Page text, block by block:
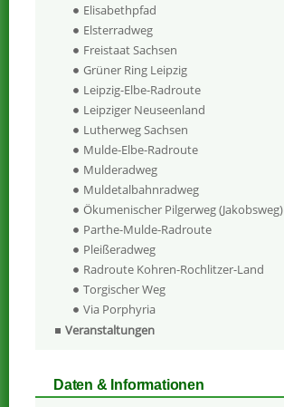
Elisabethpfad
Elsterradweg
Freistaat Sachsen
Grüner Ring Leipzig
Leipzig-Elbe-Radroute
Leipziger Neuseenland
Lutherweg Sachsen
Mulde-Elbe-Radroute
Mulderadweg
Muldetalbahnradweg
Ökumenischer Pilgerweg (Jakobsweg)
Parthe-Mulde-Radroute
Pleißeradweg
Radroute Kohren-Rochlitzer-Land
Torgischer Weg
Via Porphyria
Veranstaltungen
Daten & Informationen